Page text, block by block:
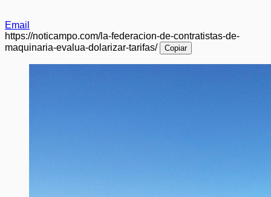
Email
https://noticampo.com/la-federacion-de-contratistas-de-
maquinaria-evalua-dolarizar-tarifas/
Copiar